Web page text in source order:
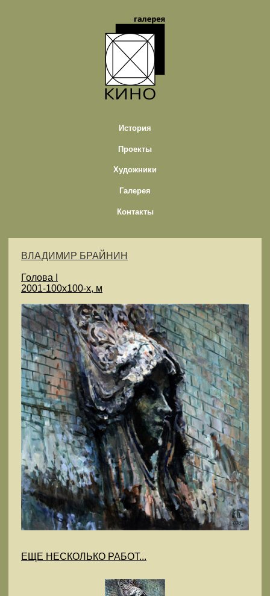
История
Проекты
Художники
Галерея
Контакты
ВЛАДИМИР БРАЙНИН
Голова I
2001-100x100-х, м
ЕЩЕ НЕСКОЛЬКО РАБОТ...